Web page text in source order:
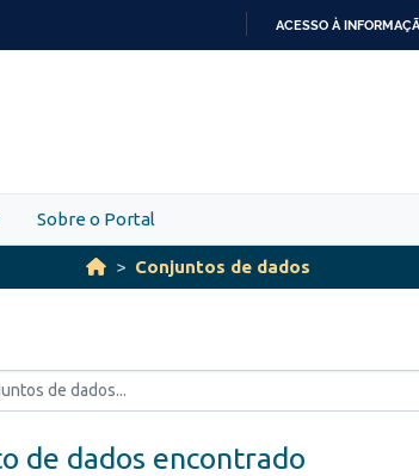
ACESSO À
Sobre o Portal
Conjuntos de dados
de dados encontrado